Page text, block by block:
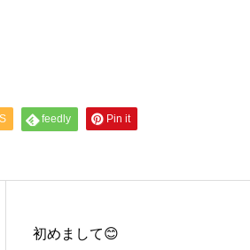
feedly Pin it
初めまして😊